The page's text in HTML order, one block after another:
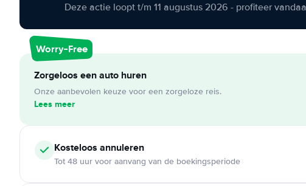
Deze actie loopt t/m 11 augustus 2026 - profiteer
Worry-Free
Zorgeloos een auto huren
Onze aanbevolen keuze voor een zorgeloze reis.
Lees meer
Kosteloos annuleren
Tot 48 uur voor aanvang van de boekingsperiode